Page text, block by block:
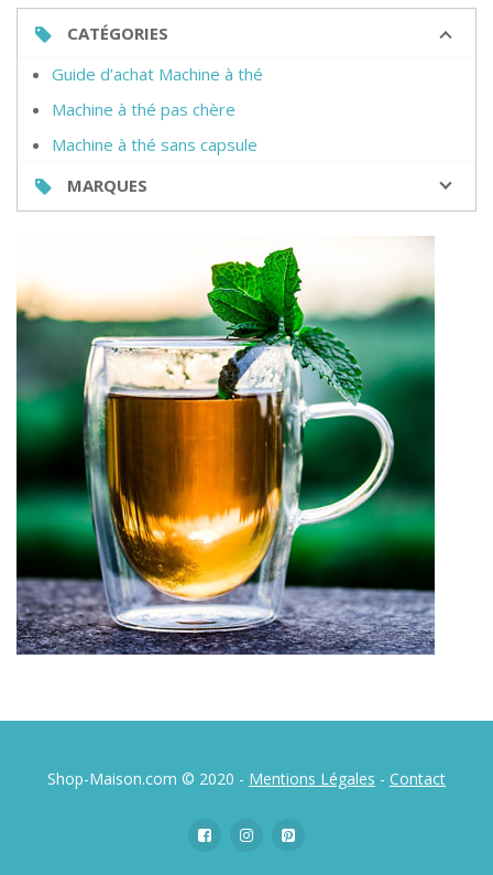
CATÉGORIES
Guide d’achat Machine à thé
Machine à thé pas chère
Machine à thé sans capsule
MARQUES
Shop-Maison.com © 2020 - Mentions Légales - Contact